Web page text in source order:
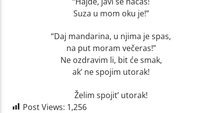
Suza u mom oku je!”
“Daj mandarina, u njima je spas,
na put moram večeras!”
Ne ozdravim li, bit će smak,
ak’ ne spojim utorak!
Želim spojit’ utorak!
Post Views: 1,256